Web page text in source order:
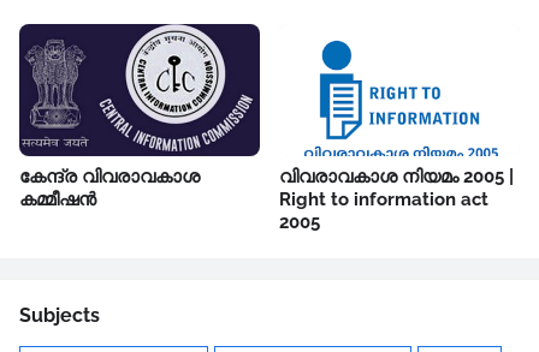
കേന്ദ്ര വിവരാവകാശ
കമ്മീഷൻ
വിവരാവകാശ നിയമം 2005 |
Right to information act
2005
Subjects